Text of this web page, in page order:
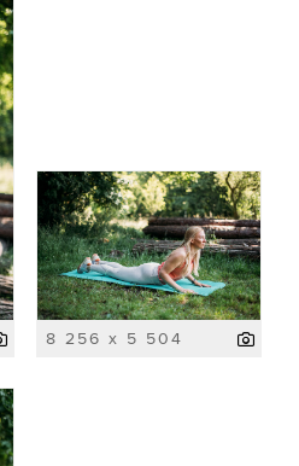
8 256 x 5 504